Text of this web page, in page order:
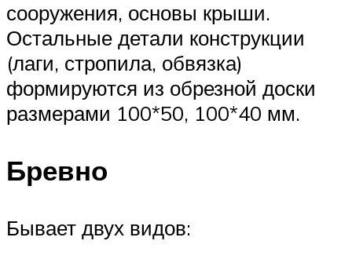
сооружения, основы крыши.
Остальные детали конструкции
(лаги, стропила, обвязка)
формируются из обрезной доски
размерами 100*50, 100*40 мм.
Бревно
Бывает двух видов: